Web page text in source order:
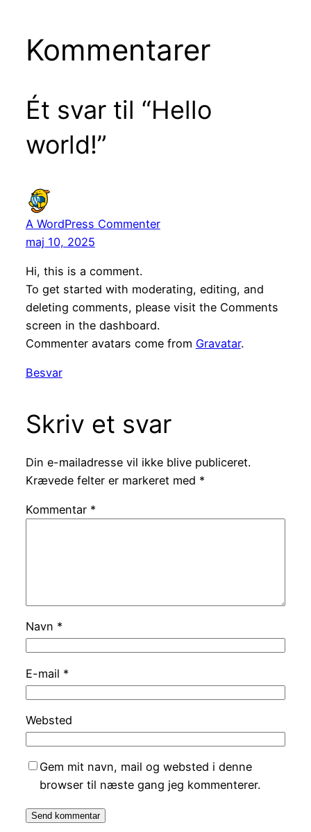
Kommentarer
Ét svar til “Hello
world!”
A WordPress Commenter
maj 10, 2025
Hi, this is a comment.
To get started with moderating, editing, and
deleting comments, please visit the Comments
screen in the dashboard.
Commenter avatars come from Gravatar.
Besvar
Skriv et svar
Din e-mailadresse vil ikke blive publiceret.
Krævede felter er markeret med *
Kommentar *
Navn *
E-mail *
Websted
Gem mit navn, mail og websted i denne
browser til næste gang jeg kommenterer.